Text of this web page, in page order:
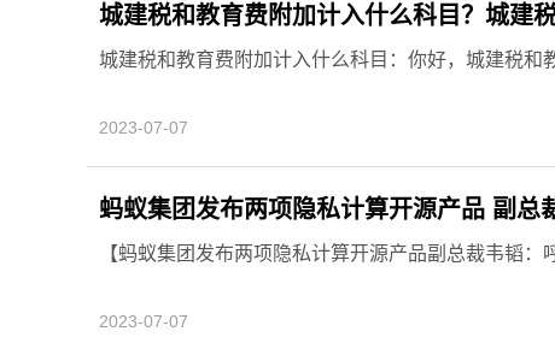
城建税和教育费附加计入什么科目？城建
城建税和教育费附加计入什么科目：你好，城建税和
2023-07-07
蚂蚁集团发布两项隐私计算开源产品 副
【蚂蚁集团发布两项隐私计算开源产品副总裁韦韬：
2023-07-07